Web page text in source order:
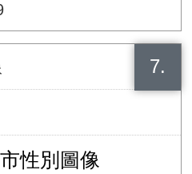
7.
性別圖像